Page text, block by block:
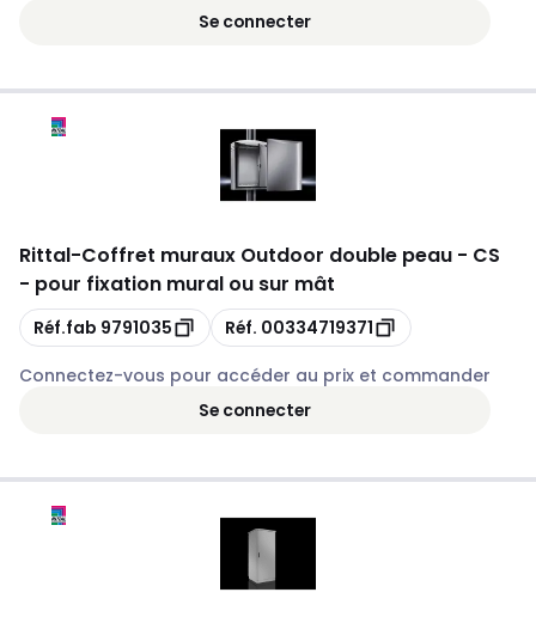
Se connecter
Rittal-Coffret muraux Outdoor double peau - CS
- pour fixation mural ou sur mât
Copie
Réf.fab 9791035 Copie
Réf. 00334719371
Connectez-vous pour accéder au prix et commander
Se connecter